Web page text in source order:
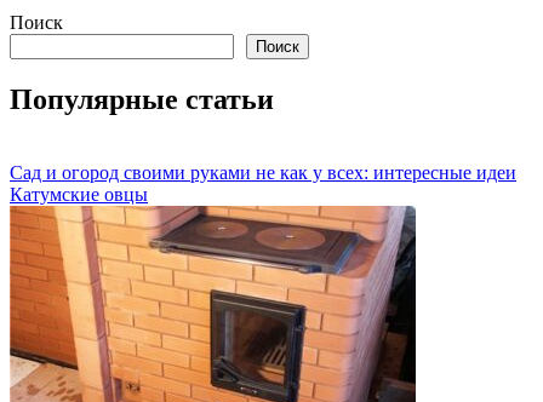
Поиск
Поиск
Популярные статьи
Сад и огород своими руками не как у всех: интересные идеи
Катумские овцы